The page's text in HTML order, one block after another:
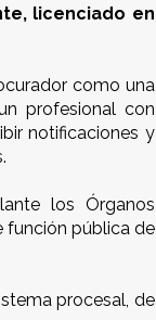
licenciado en
como una
profesional con
notificaciones y
los Órganos
función pública de
procesal, de